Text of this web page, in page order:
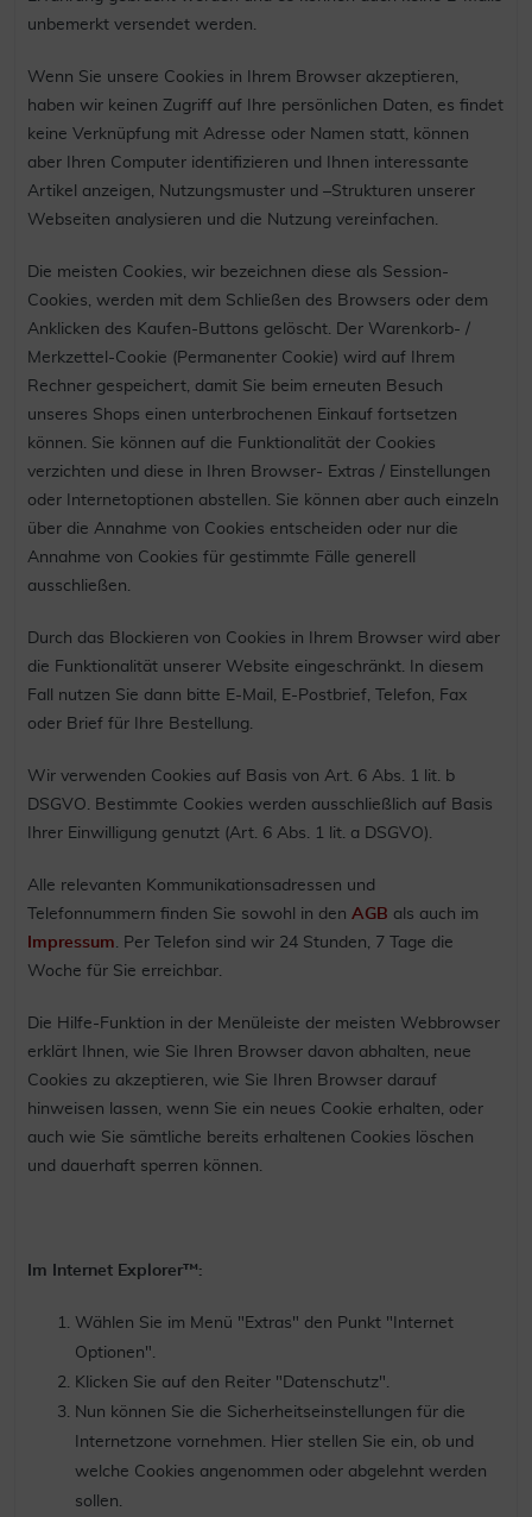
unbemerkt versendet werden.
Wenn Sie unsere Cookies in Ihrem Browser akzeptieren,
haben wir keinen Zugriff auf Ihre persönlichen Daten, es findet
keine Verknüpfung mit Adresse oder Namen statt, können
aber Ihren Computer identifizieren und Ihnen interessante
Artikel anzeigen, Nutzungsmuster und –Strukturen unserer
Webseiten analysieren und die Nutzung vereinfachen.
Die meisten Cookies, wir bezeichnen diese als Session-
Cookies, werden mit dem Schließen des Browsers oder dem
Anklicken des Kaufen-Buttons gelöscht. Der Warenkorb- /
Merkzettel-Cookie (Permanenter Cookie) wird auf Ihrem
Rechner gespeichert, damit Sie beim erneuten Besuch
unseres Shops einen unterbrochenen Einkauf fortsetzen
können. Sie können auf die Funktionalität der Cookies
verzichten und diese in Ihren Browser- Extras / Einstellungen
oder Internetoptionen abstellen. Sie können aber auch einzeln
über die Annahme von Cookies entscheiden oder nur die
Annahme von Cookies für gestimmte Fälle generell
ausschließen.
Durch das Blockieren von Cookies in Ihrem Browser wird aber
die Funktionalität unserer Website eingeschränkt. In diesem
Fall nutzen Sie dann bitte E-Mail, E-Postbrief, Telefon, Fax
oder Brief für Ihre Bestellung.
Wir verwenden Cookies auf Basis von Art. 6 Abs. 1 lit. b
DSGVO. Bestimmte Cookies werden ausschließlich auf Basis
Ihrer Einwilligung genutzt (Art. 6 Abs. 1 lit. a DSGVO).
Alle relevanten Kommunikationsadressen und
Telefonnummern finden Sie sowohl in den AGB als auch im
Impressum. Per Telefon sind wir 24 Stunden, 7 Tage die
Woche für Sie erreichbar.
Die Hilfe-Funktion in der Menüleiste der meisten Webbrowser
erklärt Ihnen, wie Sie Ihren Browser davon abhalten, neue
Cookies zu akzeptieren, wie Sie Ihren Browser darauf
hinweisen lassen, wenn Sie ein neues Cookie erhalten, oder
auch wie Sie sämtliche bereits erhaltenen Cookies löschen
und dauerhaft sperren können.
Im Internet Explorer™:
Wählen Sie im Menü "Extras" den Punkt "Internet
Optionen".
Klicken Sie auf den Reiter "Datenschutz".
Nun können Sie die Sicherheitseinstellungen für die
Internetzone vornehmen. Hier stellen Sie ein, ob und
welche Cookies angenommen oder abgelehnt werden
sollen.